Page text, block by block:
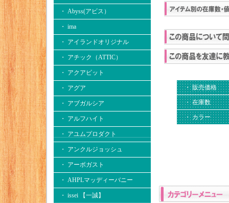
・ Abyss(アビス）
・ ima
・ アイランドオリジナル
・ アチック（ATTIC）
・ アクアビット
・ アグア
・ アブガルシア
・ アルフハイト
・ アユムプロダクト
・ アンクルジョッシュ
・ アーボガスト
・ AHPLマッディーバニー
・ issei 【一誠】
・ 販売価格
・ 在庫数
・ カラー